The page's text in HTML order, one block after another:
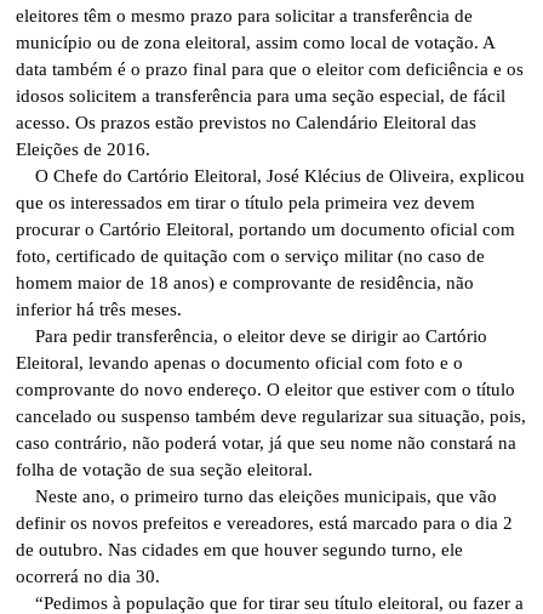
eleitores têm o mesmo prazo para solicitar a transferência de
município ou de zona eleitoral, assim como local de votação. A
data também é o prazo final para que o eleitor com deficiência e os
idosos solicitem a transferência para uma seção especial, de fácil
acesso. Os prazos estão previstos no Calendário Eleitoral das
Eleições de 2016.
O Chefe do Cartório Eleitoral, José Klécius de Oliveira, explicou
que os interessados em tirar o título pela primeira vez devem
procurar o Cartório Eleitoral, portando um documento oficial com
foto, certificado de quitação com o serviço militar (no caso de
homem maior de 18 anos) e comprovante de residência, não
inferior há três meses.
Para pedir transferência, o eleitor deve se dirigir ao Cartório
Eleitoral, levando apenas o documento oficial com foto e o
comprovante do novo endereço. O eleitor que estiver com o título
cancelado ou suspenso também deve regularizar sua situação, pois,
caso contrário, não poderá votar, já que seu nome não constará na
folha de votação de sua seção eleitoral.
Neste ano, o primeiro turno das eleições municipais, que vão
definir os novos prefeitos e vereadores, está marcado para o dia 2
de outubro. Nas cidades em que houver segundo turno, ele
ocorrerá no dia 30.
“Pedimos à população que for tirar seu título eleitoral, ou fazer a